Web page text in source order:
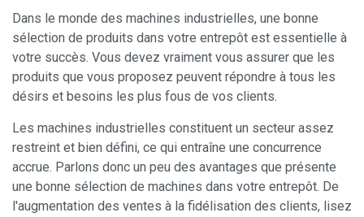
Dans le monde des machines industrielles, une bonne
sélection de produits dans votre entrepôt est essentielle à
votre succès. Vous devez vraiment vous assurer que les
produits que vous proposez peuvent répondre à tous les
désirs et besoins les plus fous de vos clients.
Les machines industrielles constituent un secteur assez
restreint et bien défini, ce qui entraîne une concurrence
accrue. Parlons donc un peu des avantages que présente
une bonne sélection de machines dans votre entrepôt. De
l'augmentation des ventes à la fidélisation des clients, lisez